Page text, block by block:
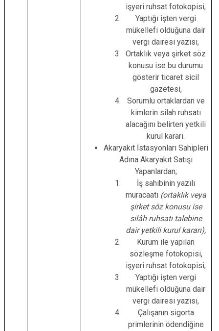
işyeri ruhsat fotokopisi,
Yaptığı işten vergi
mükellefi olduğuna dair
vergi dairesi yazısı,
Ortaklık veya şirket söz
konusu ise bu durumu
gösterir ticaret sicil
gazetesi,
Sorumlu ortaklardan ve
kimlerin silah ruhsatı
alacağını belirten yetkili
kurul kararı.
Akaryakıt İstasyonları Sahipleri
Adına Akaryakıt Satışı
Yapanlardan;
İş sahibinin yazılı
müracaatı (ortaklık veya
şirket söz konusu ise
silâh ruhsatı talebine
dair yetkili kurul kararı),
Kurum ile yapılan
sözleşme fotokopisi,
işyeri ruhsat fotokopisi,
Yaptığı işten vergi
mükellefi olduğuna dair
vergi dairesi yazısı,
Çalışanın sigorta
primlerinin ödendiğine